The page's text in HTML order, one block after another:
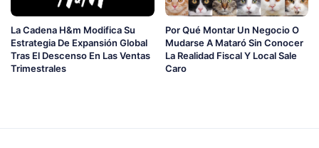
La Cadena H&m Modifica Su
Estrategia De Expansión Global
Tras El Descenso En Las Ventas
Trimestrales
Por Qué Montar Un Negocio O
Mudarse A Mataró Sin Conocer
La Realidad Fiscal Y Local Sale
Caro